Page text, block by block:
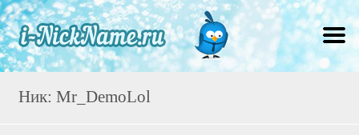
Ник: Mr_DemoLol